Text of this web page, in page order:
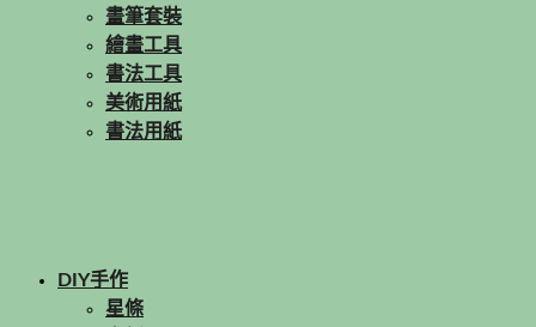
畫筆套裝
繪畫工具
書法工具
美術用紙
書法用紙
DIY手作
星條